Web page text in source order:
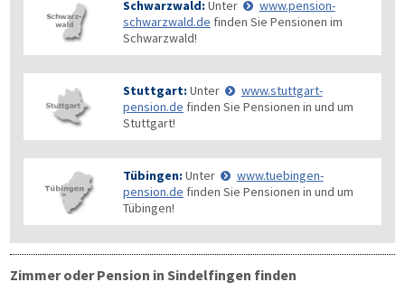
Schwarzwald: Unter
www.pension-
schwarzwald.de finden Sie Pensionen im
Schwarzwald!
Stuttgart: Unter
www.stuttgart-
pension.de finden Sie Pensionen in und um
Stuttgart!
Tübingen: Unter
www.tuebingen-
pension.de finden Sie Pensionen in und um
Tübingen!
Zimmer oder Pension in Sindelfingen finden